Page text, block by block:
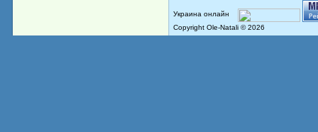
Copyright Ole-Natali © 2026